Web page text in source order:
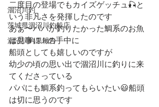
涸沼川釣
茨城県涸沼川釣船店
涸沼川釣果報告
二度目の登場でもカイズゲッチュ🎣と
いう非凡さを発揮したのです
あぁ〜パパが釣りたかった鯛系のお魚
は見事にJrの手中に
船頭としても嬉しいのですが
幼少の頃の思い出で涸沼川に釣りに来
てくださっている
パパにも鯛系釣ってもらいたい😃船頭
は切に思うのです